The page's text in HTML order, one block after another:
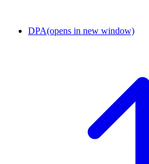
DPA(opens in new window)